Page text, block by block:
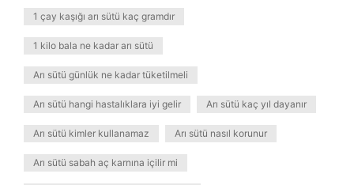
1 çay kaşığı arı sütü kaç gramdır
1 kilo bala ne kadar arı sütü
Arı sütü günlük ne kadar tüketilmeli
Arı sütü hangi hastalıklara iyi gelir Arı sütü kaç yıl dayanır
Arı sütü kimler kullanamaz Arı sütü nasıl korunur
Arı sütü sabah aç karnına içilir mi